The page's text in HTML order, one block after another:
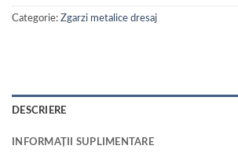
Categorie: Zgarzi metalice dresaj
DESCRIERE
INFORMAȚII SUPLIMENTARE